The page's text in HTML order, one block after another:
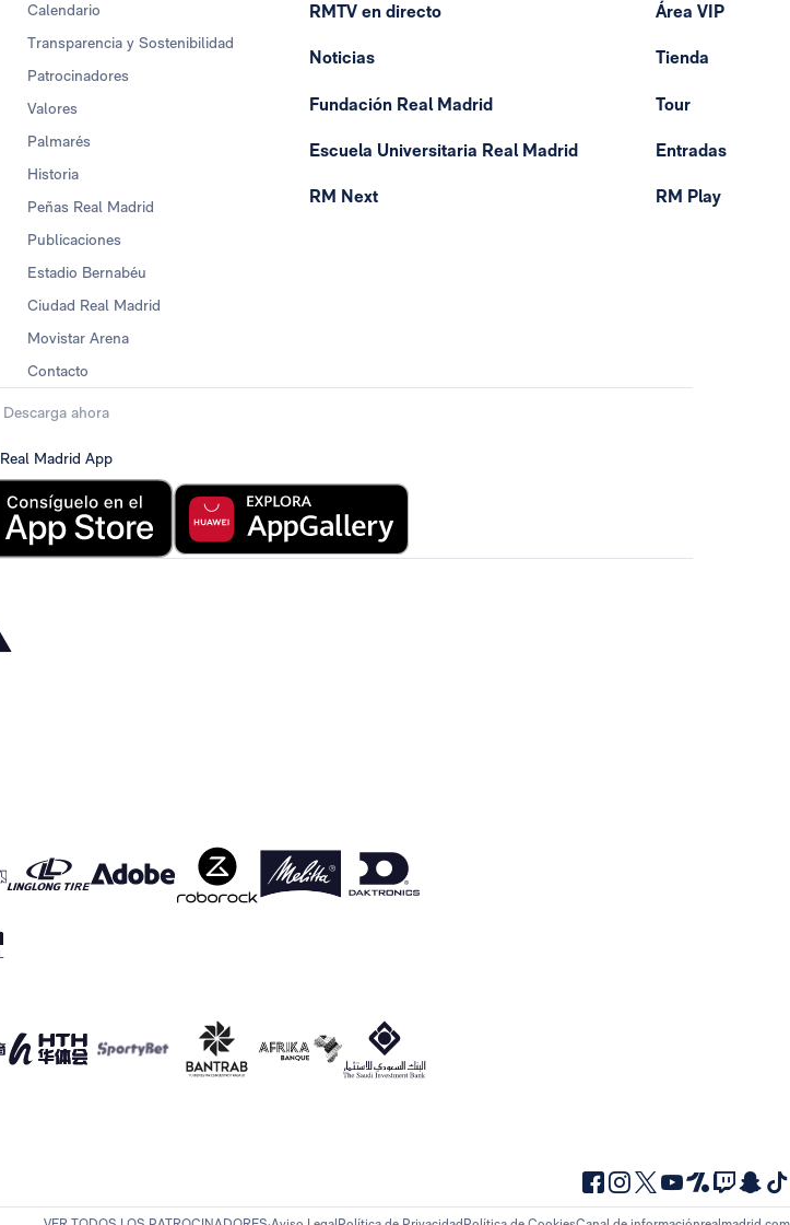
Calendario
Transparencia y Sostenibilidad
Patrocinadores
Valores
Palmarés
Historia
Peñas Real Madrid
Publicaciones
Estadio Bernabéu
Ciudad Real Madrid
Movistar Arena
Contacto
RMTV en directo
Noticias
Fundación Real Madrid
Escuela Universitaria Real Madrid
RM Next
Área VIP
Tienda
Tour
Entradas
RM Play
Descarga ahora
Real Madrid App